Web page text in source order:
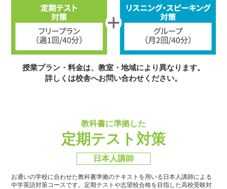
授業プラン・料金は、教室・地域により異なります。
詳しくは校舎へお問い合わせください。
教科書に準拠した
定期テスト対策
日本人講師
お通いの学校に合わせた教科書準拠のテキストを用いる日本人講師による
中学英語対策コースです。 定期テストや志望校合格を目指した高校受験対